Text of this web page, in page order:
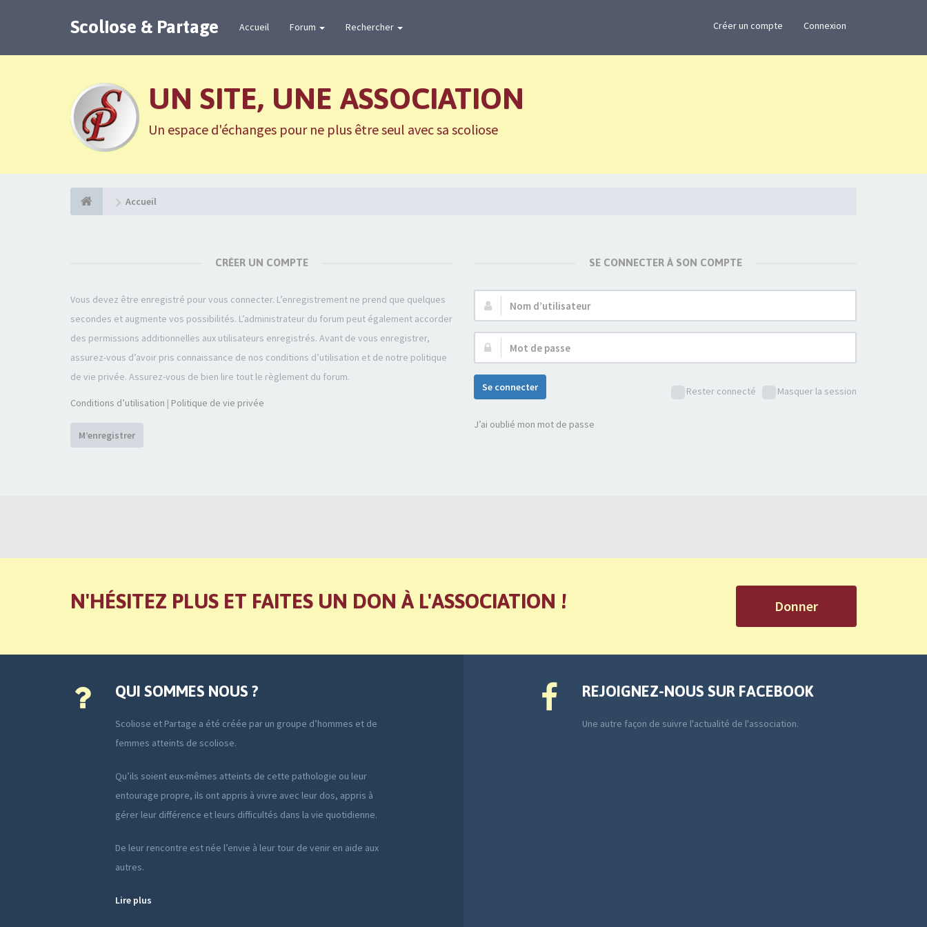
Scoliose & Partage Accueil Forum Rechercher Créer un compte Connexion
UN SITE, UNE ASSOCIATION
Un espace d'échanges pour ne plus être seul avec sa scoliose
Accueil
CRÉER UN COMPTE
Vous devez être enregistré pour vous connecter. L’enregistrement ne prend que quelques
secondes et augmente vos possibilités. L’administrateur du forum peut également accorder
des permissions additionnelles aux utilisateurs enregistrés. Avant de vous enregistrer,
assurez-vous d’avoir pris connaissance de nos conditions d’utilisation et de notre politique
de vie privée. Assurez-vous de bien lire tout le règlement du forum.
Conditions d’utilisation | Politique de vie privée
M’enregistrer
SE CONNECTER À SON COMPTE
Nom
Mot
passe :
Rester connecté Masquer la session
Se connecter
J’ai oublié mon mot de passe
N'HÉSITEZ PLUS ET FAITES UN DON À L'ASSOCIATION ! Donner
QUI SOMMES NOUS ?
Scoliose et Partage a été créée par un groupe d’hommes et de
femmes atteints de scoliose.
Qu’ils soient eux-mêmes atteints de cette pathologie ou leur
entourage propre, ils ont appris à vivre avec leur dos, appris à
gérer leur différence et leurs difficultés dans la vie quotidienne.
De leur rencontre est née l’envie à leur tour de venir en aide aux
autres.
Lire plus
REJOIGNEZ-NOUS SUR FACEBOOK
Une autre façon de suivre l'actualité de l'association.